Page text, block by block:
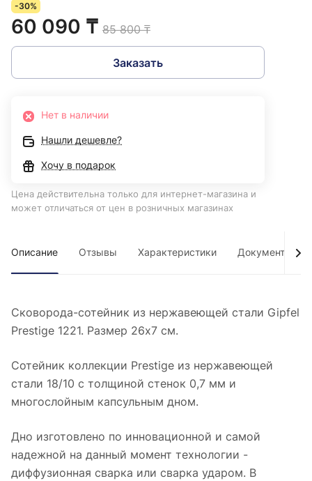
-30%
60 090 ₸ 85 800 ₸
Заказать
Нет в наличии
Нашли дешевле?
Хочу в подарок
Цена действительна только для интернет-магазина и
может отличаться от цен в розничных магазинах
Описание Отзывы Характеристики Документы
Сковорода-сотейник из нержавеющей стали Gipfel
Prestige 1221. Размер 26х7 см.
Сотейник коллекции Prestige из нержавеющей
стали 18/10 с толщиной стенок 0,7 мм и
многослойным капсульным дном.
Дно изготовлено по инновационной и самой
надежной на данный момент технологии -
диффузионная сварка или сварка ударом. В